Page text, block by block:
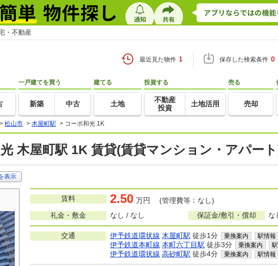
・不動産
最近見た物件 1 保存した検索条件 0
一戸建てを買う
新築 中古
建てる
土地
投資する
不動産
投資
土地活用
売る
売却
> 松山市 > 木屋町駅 > コーポ和光 1K
木屋町駅 1K 賃貸(賃貸マンション・アパー
表示
賃料 2.50 万円 (管理費等：なし)
礼金・敷金
なし / なし 保証金/敷引・償却 な
交通 伊予鉄道環状線 木屋町駅 徒歩1分 乗換案内 駅情報
伊予鉄道本町線 本町六丁目駅 徒歩3分 乗換案内
伊予鉄道環状線 高砂町駅 徒歩4分 乗換案内 駅情報